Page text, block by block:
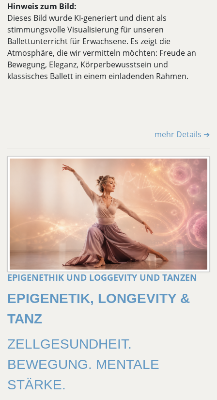
Hinweis zum Bild:
Dieses Bild wurde KI-generiert und dient als
stimmungsvolle Visualisierung für unseren
Ballettunterricht für Erwachsene. Es zeigt die
Atmosphäre, die wir vermitteln möchten: Freude an
Bewegung, Eleganz, Körperbewusstsein und
klassisches Ballett in einem einladenden Rahmen.
mehr Details ➔
EPIGENETHIK UND LOGGEVITY UND TANZEN
EPIGENETIK, LONGEVITY &
TANZ
ZELLGESUNDHEIT.
BEWEGUNG. MENTALE
STÄRKE.